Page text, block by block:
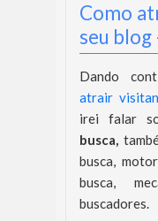
Como
seu blog
Dando
atrair
irei falar
busca,
busca,
busca,
buscadores.